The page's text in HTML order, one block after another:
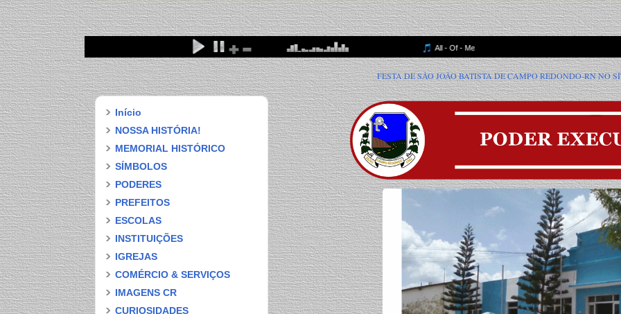
FESTA DE SÃO JOÃO BATISTA DE CAMPO REDONDO-RN NO SÍTIO SÃO JOÃO. TEMA:
Início
NOSSA HISTÓRIA!
MEMORIAL HISTÓRICO
SÍMBOLOS
PODERES
PREFEITOS
ESCOLAS
INSTITUIÇÕES
IGREJAS
COMÉRCIO & SERVIÇOS
IMAGENS CR
CURIOSIDADES